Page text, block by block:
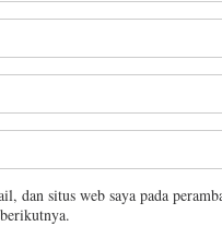
dan situs web saya pada